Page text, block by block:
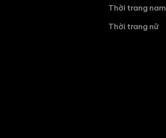
Thời trang nam
Thời trang nữ